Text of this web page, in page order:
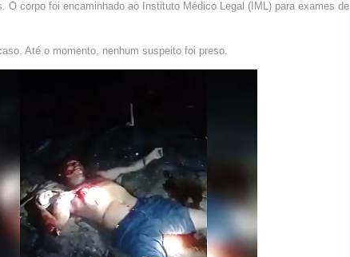
O corpo foi encaminhado ao Instituto Médico Legal (IML) para exames de
Até o momento, nenhum suspeito foi preso.